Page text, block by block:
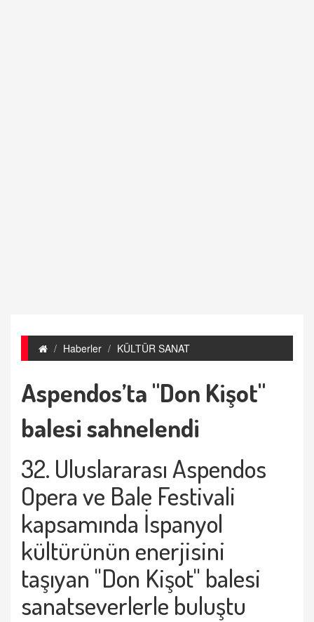
Haberler KÜLTÜR SANAT
Aspendos’ta "Don Kişot"
balesi sahnelendi
32. Uluslararası Aspendos
Opera ve Bale Festivali
kapsamında İspanyol
kültürünün enerjisini
taşıyan "Don Kişot" balesi
sanatseverlerle buluştu